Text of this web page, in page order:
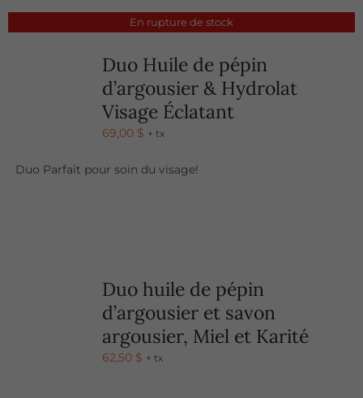
En rupture de stock
Duo Huile de pépin
d’argousier & Hydrolat
Visage Éclatant
69,00 $ + tx
Duo Parfait pour soin du visage!
Duo huile de pépin
d’argousier et savon
argousier, Miel et Karité
62,50 $ + tx